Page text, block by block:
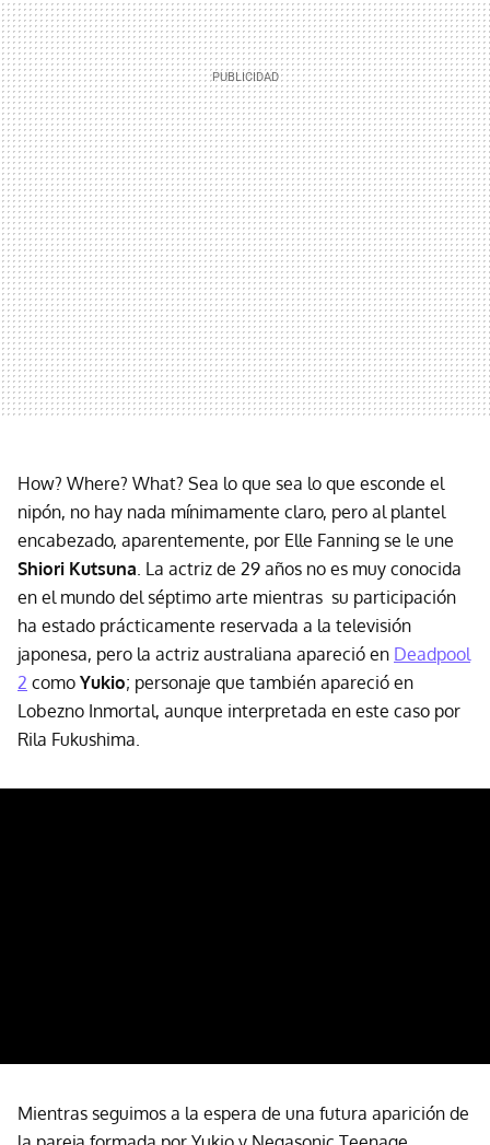
How? Where? What? Sea lo que sea lo que esconde el
nipón, no hay nada mínimamente claro, pero al plantel
encabezado, aparentemente, por Elle Fanning se le une
Shiori Kutsuna . La actriz de 29 años no es muy conocida
en el mundo del séptimo arte mientras su participación
ha estado prácticamente reservada a la televisión
japonesa, pero la actriz australiana apareció en Deadpool
2 como Yukio; personaje que también apareció en
Lobezno Inmortal, aunque interpretada en este caso por
Rila Fukushima.
Mientras seguimos a la espera de una futura aparición de